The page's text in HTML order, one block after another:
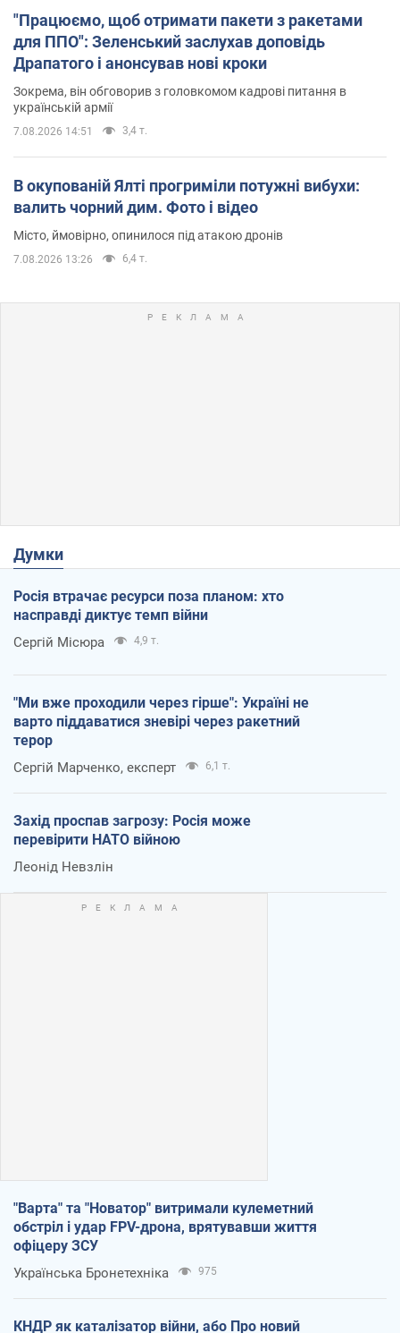
"Працюємо, щоб отримати пакети з ракетами
для ППО": Зеленський заслухав доповідь
Драпатого і анонсував нові кроки
Зокрема, він обговорив з головкомом кадрові питання в
українській армії
7.08.2026 14:51 3,4 т.
В окупованій Ялті прогриміли потужні вибухи:
валить чорний дим. Фото і відео
Місто, ймовірно, опинилося під атакою дронів
7.08.2026 13:26 6,4 т.
Думки
Росія втрачає ресурси поза планом: хто
насправді диктує темп війни
Сергій Місюра 4,9 т.
"Ми вже проходили через гірше": Україні не
варто піддаватися зневірі через ракетний
терор
Сергій Марченко, експерт 6,1 т.
Захід проспав загрозу: Росія може
перевірити НАТО війною
Леонід Невзлін
"Варта" та "Новатор" витримали кулеметний
обстріл і удар FPV-дрона, врятувавши життя
офіцеру ЗСУ
Українська Бронетехніка 975
КНДР як каталізатор війни, або Про новий